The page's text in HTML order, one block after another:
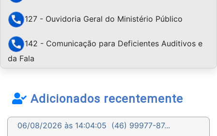
127 - Ouvidoria Geral do Ministério Público
142 - Comunicação para Deficientes Auditivos e
da Fala
Adicionados recentemente
06/08/2026 às 14:04:05 (46) 99977-87...